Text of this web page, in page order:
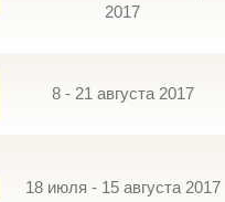
2017
8 - 21 августа 2017
18 июля - 15 августа 2017